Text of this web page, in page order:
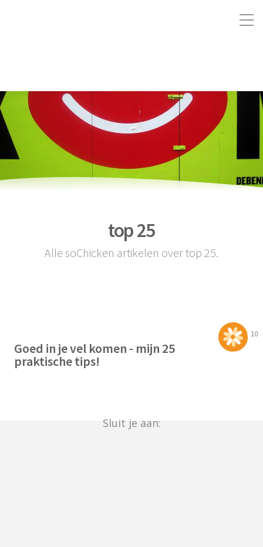
top 25
Alle soChicken artikelen over top 25.
10
Goed in je vel komen - mijn 25
praktische tips!
Sluit je aan: